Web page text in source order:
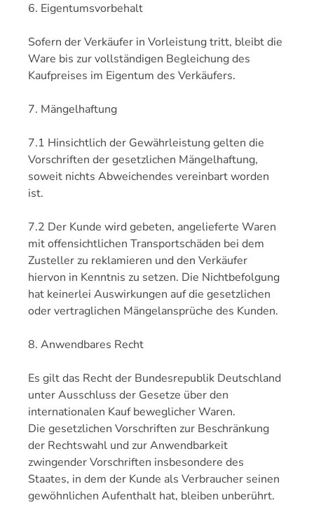
6. Eigentumsvorbehalt
Sofern der Verkäufer in Vorleistung tritt, bleibt die
Ware bis zur vollständigen Begleichung des
Kaufpreises im Eigentum des Verkäufers.
7. Mängelhaftung
7.1 Hinsichtlich der Gewährleistung gelten die
Vorschriften der gesetzlichen Mängelhaftung,
soweit nichts Abweichendes vereinbart worden
ist.
7.2 Der Kunde wird gebeten, angelieferte Waren
mit offensichtlichen Transportschäden bei dem
Zusteller zu reklamieren und den Verkäufer
hiervon in Kenntnis zu setzen. Die Nichtbefolgung
hat keinerlei Auswirkungen auf die gesetzlichen
oder vertraglichen Mängelansprüche des Kunden.
8. Anwendbares Recht
Es gilt das Recht der Bundesrepublik Deutschland
unter Ausschluss der Gesetze über den
internationalen Kauf beweglicher Waren.
Die gesetzlichen Vorschriften zur Beschränkung
der Rechtswahl und zur Anwendbarkeit
zwingender Vorschriften insbesondere des
Staates, in dem der Kunde als Verbraucher seinen
gewöhnlichen Aufenthalt hat, bleiben unberührt.